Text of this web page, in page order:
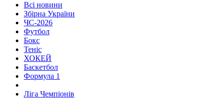
Всі новини
Збірна України
ЧС-2026
Футбол
Бокс
Теніс
ХОКЕЙ
Баскетбол
Формула 1
Ліга Чемпіонів